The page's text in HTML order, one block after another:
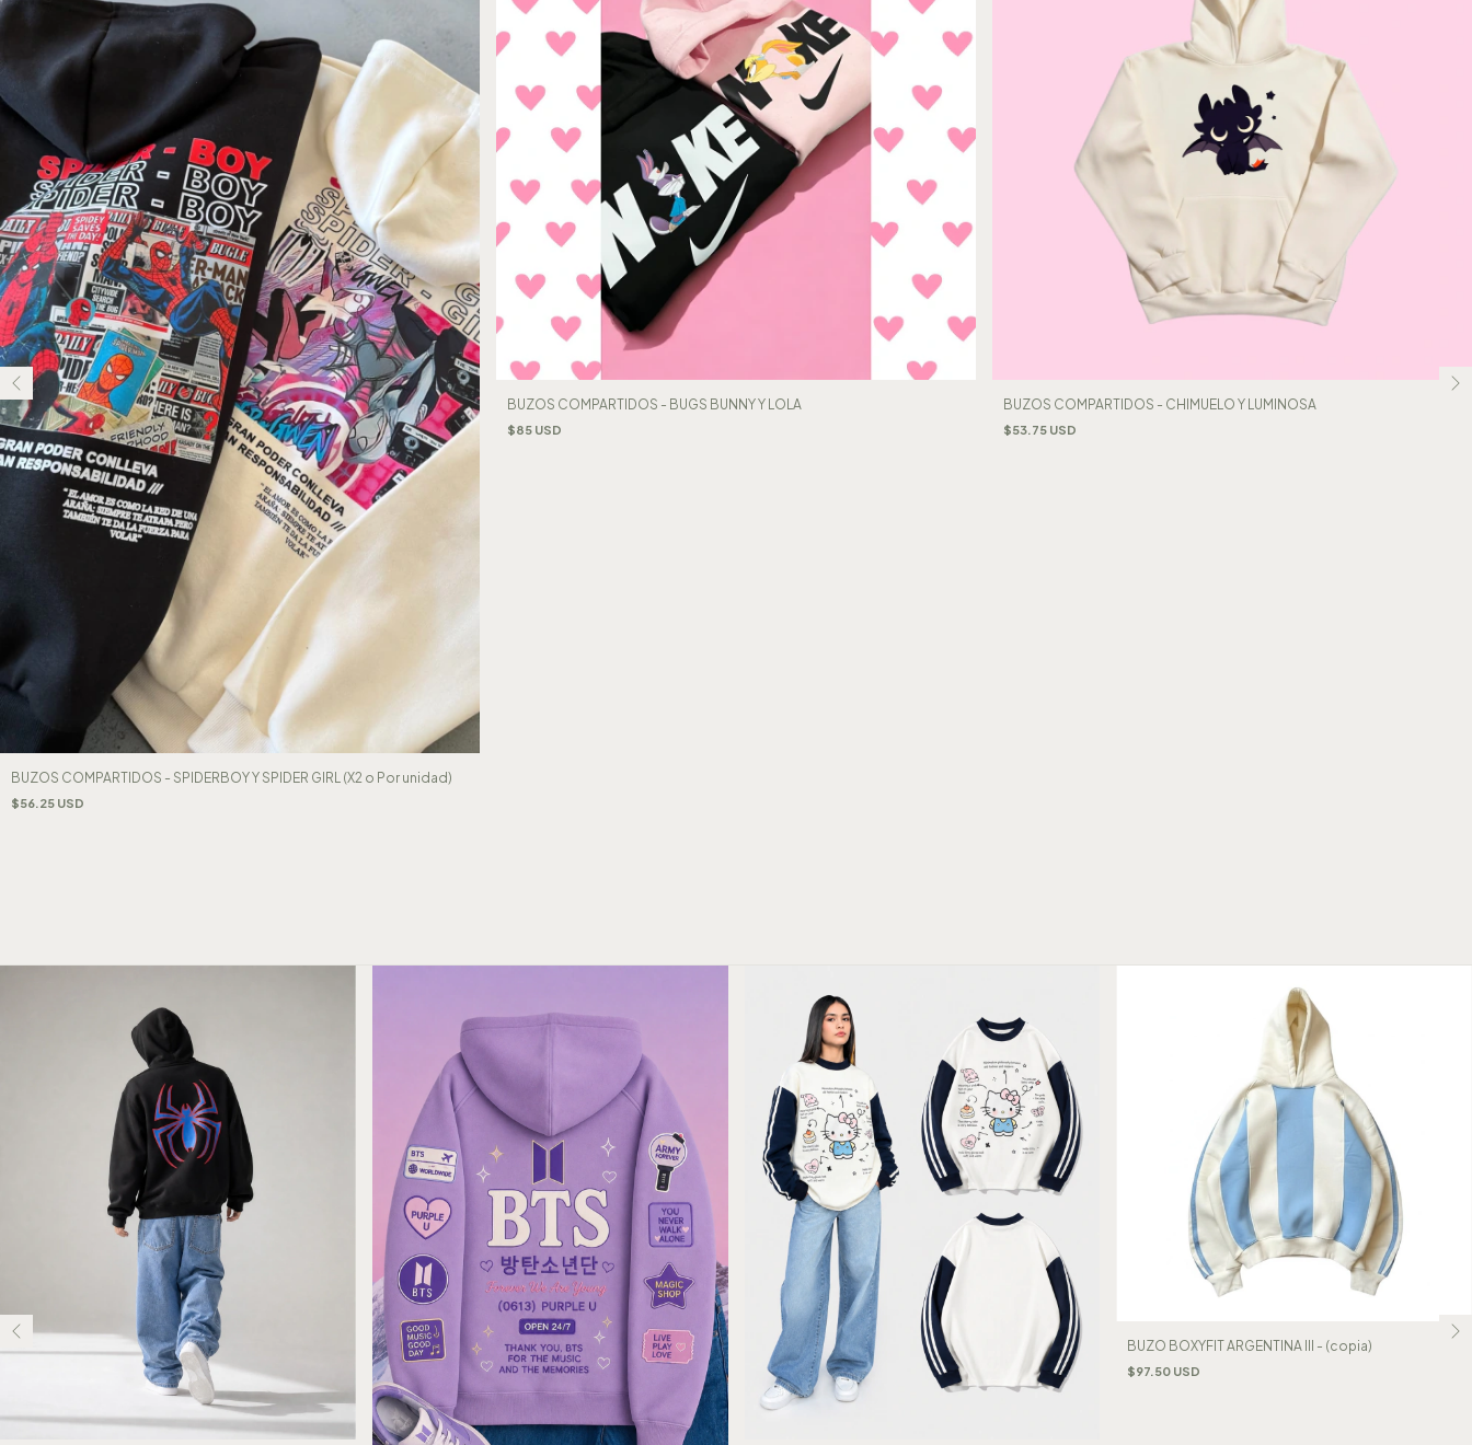
BUZOS COMPARTIDOS - SPIDERBOY Y SPIDER GIRL (X2 o Por unidad)
$56.25 USD
BUZOS COMPARTIDOS - BUGS BUNNY Y LOLA
$85 USD
BUZOS COMPARTIDOS - CHIMUELO Y LUMINOSA
$53.75 USD
BUZO BOXYFIT ARGENTINA III - (copia)
$97.50 USD